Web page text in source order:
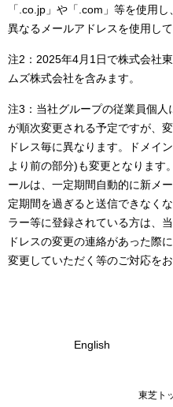
「.co.jp」や「.com」等を使用
異なるメールアドレスを使用して
注2：2025年4月1日で株式会社
ムズ株式会社を含みます。
注3：当社グループの従業員個
が順次変更される予定ですが、
ドレス毎に異なります。ドメイ
より前の部分)も変更となります
ールは、一定期間自動的に新メ
定期間を過ぎると送信できなく
ラー等に登録されている方は、
ドレスの変更の連絡があった際
変更していただく等のご対応をお
English
東芝ト